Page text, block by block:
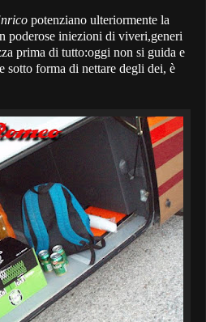
potenziano ulteriormente la
poderose iniezioni di viveri,generi
prima di tutto:oggi non si guida e
sotto forma di nettare degli dei, è